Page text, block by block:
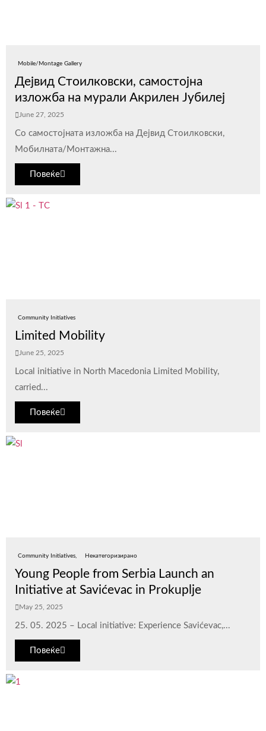
Mobile/Montage Gallery
Дејвид Стоилковски, самостојна
изложба на мурали Акрилен Јубилеј
June 27, 2025
Со самостојната изложба на Дејвид Стоилковски,
Мобилната/Монтажна...
Повеќе
Community Initiatives
Limited Mobility
June 25, 2025
Local initiative in North Macedonia Limited Mobility,
carried...
Повеќе
Community Initiatives Некатегоризирано
Young People from Serbia Launch an
Initiative at Savićevac in Prokuplje
May 25, 2025
25. 05. 2025 – Local initiative: Experience Savićevac,...
Повеќе